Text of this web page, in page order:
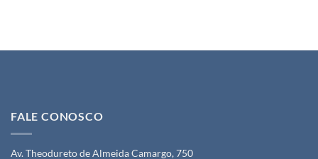
FALE CONOSCO
Av. Theodureto de Almeida Camargo, 750